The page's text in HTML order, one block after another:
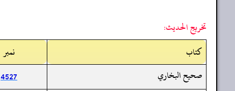
تخريج الحديث:
کتاب
نمبر
صحيح البخاري
4527